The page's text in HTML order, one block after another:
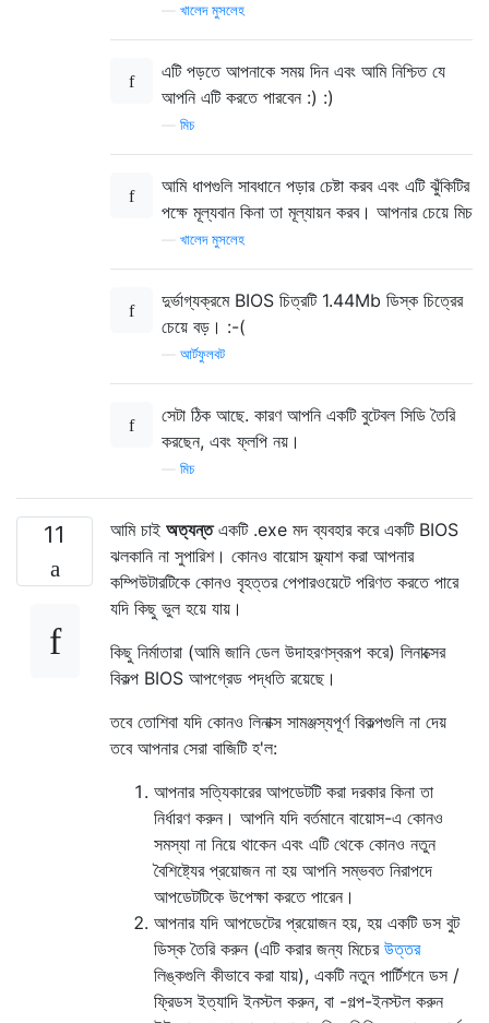
খালেদ মুসলেহ
এটি পড়তে আপনাকে সময় দিন এবং আমি নিশ্চিত যে
আপনি এটি করতে পারবেন :) :)
মিচ
আমি ধাপগুলি সাবধানে পড়ার চেষ্টা করব এবং এটি ঝুঁকিটির
পক্ষে মূল্যবান কিনা তা মূল্যায়ন করব। আপনার চেয়ে মিচ
খালেদ মুসলেহ
দুর্ভাগ্যক্রমে BIOS চিত্রটি 1.44Mb ডিস্ক চিত্রের
চেয়ে বড়। :-(
আর্টফুলবট
সেটা ঠিক আছে. কারণ আপনি একটি বুটেবল সিডি তৈরি
করছেন, এবং ফ্লপি নয়।
মিচ
11 আমি চাই অত্যন্তএকটি .exe মদ ব্যবহার করে একটি BIOS
ঝলকানি না সুপারিশ। কোনও বায়োস ফ্ল্যাশ করা আপনার
কম্পিউটারটিকে কোনও বৃহত্তর পেপারওয়েটে পরিণত করতে পারে
যদি কিছু ভুল হয়ে যায়।
কিছু নির্মাতারা (আমি জানি ডেল উদাহরণস্বরূপ করে) লিনাক্সের
বিকল্প BIOS আপগ্রেড পদ্ধতি রয়েছে।
তবে তোশিবা যদি কোনও লিনাক্স সামঞ্জস্যপূর্ণ বিকল্পগুলি না দেয়
তবে আপনার সেরা বাজিটি হ'ল:
আপনার সত্যিকারের আপডেটটি করা দরকার কিনা তা
নির্ধারণ করুন। আপনি যদি বর্তমানে বায়োস-এ কোনও
সমস্যা না নিয়ে থাকেন এবং এটি থেকে কোনও নতুন
বৈশিষ্ট্যের প্রয়োজন না হয় আপনি সম্ভবত নিরাপদে
আপডেটটিকে উপেক্ষা করতে পারেন।
আপনার যদি আপডেটের প্রয়োজন হয়, হয় একটি ডস বুট
ডিস্ক তৈরি করুন (এটি করার জন্য মিচের উত্তর
লিঙ্কগুলি কীভাবে করা যায়), একটি নতুন পার্টিশনে ডস /
ফ্রিডস ইত্যাদি ইনস্টল করুন, বা -গল্প-ইনস্টল করুন